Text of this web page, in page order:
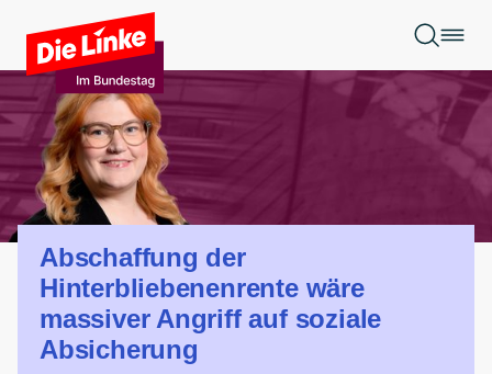
Zum Hauptinhalt springen
Abschaffung der
Hinterbliebenenrente wäre
massiver Angriff auf soziale
Absicherung